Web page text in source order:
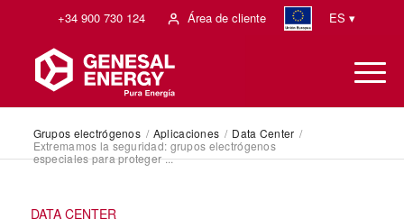
+34 900 730 124 Área de cliente ES ▾
Grupos electrógenos / Aplicaciones / Data Center /
Extremamos la seguridad: grupos electrógenos
especiales para proteger ...
DATA CENTER